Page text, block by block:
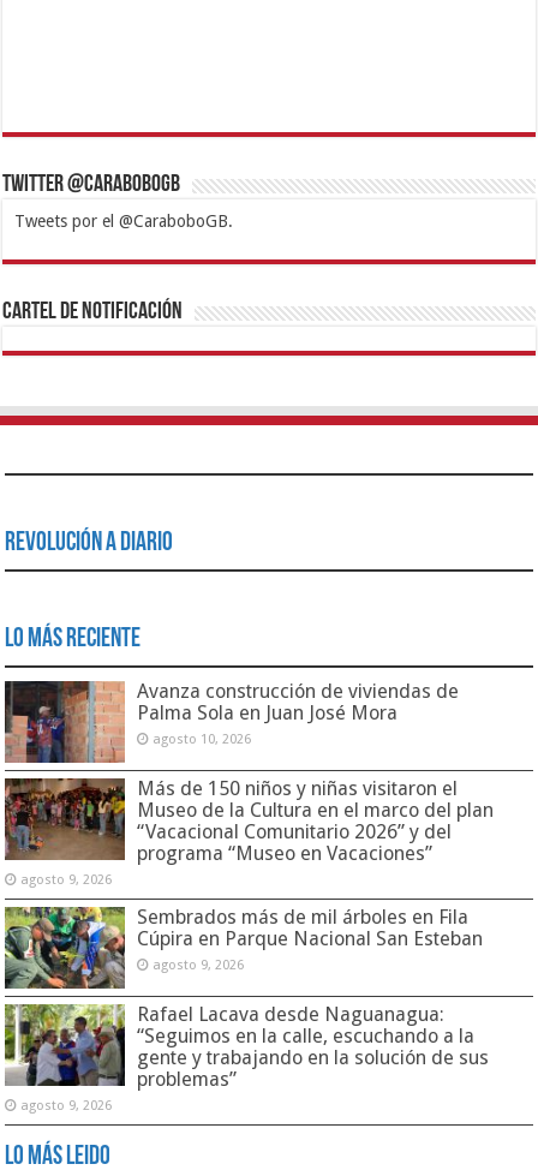
Twitter @CaraboboGB
Tweets por el @CaraboboGB.
1xbetBetturkeyBetistKralbetSupertotobetTipobetMatadorbetMariobet
https://mvbcasino.com/
Cartel de Notificación
Revolución a Diario
Lo Más Reciente
Avanza construcción de viviendas de
Palma Sola en Juan José Mora
agosto 10, 2026
Más de 150 niños y niñas visitaron el
Museo de la Cultura en el marco del plan
“Vacacional Comunitario 2026” y del
programa “Museo en Vacaciones”
agosto 9, 2026
Sembrados más de mil árboles en Fila
Cúpira en Parque Nacional San Esteban
agosto 9, 2026
Rafael Lacava desde Naguanagua:
“Seguimos en la calle, escuchando a la
gente y trabajando en la solución de sus
problemas”
agosto 9, 2026
Lo Más Leido